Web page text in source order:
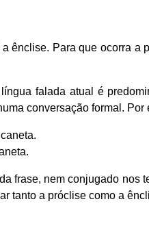
ênclise. Para que ocorra a
falada atual é
conversação formal. Por
frase, nem conjugado nos
tanto a próclise como a